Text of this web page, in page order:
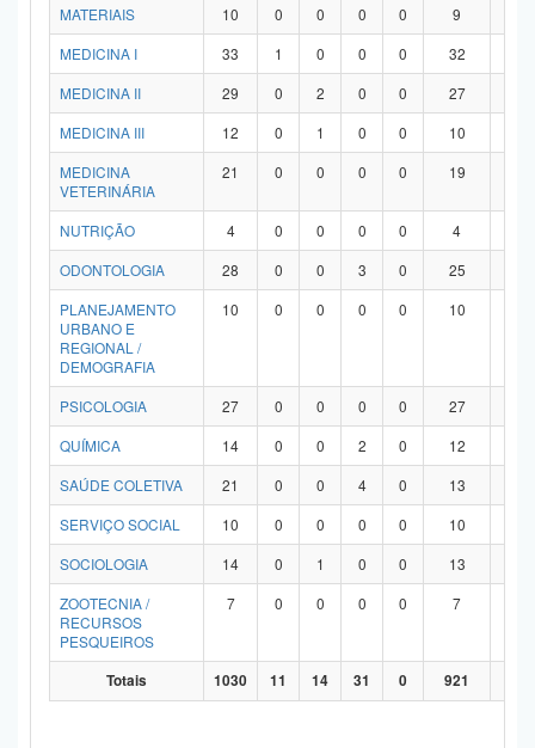
MATERIAIS 10 0 0 0 0 9
MEDICINA I
33 1 0 0 0 32
MEDICINA II
29 0 2 0 0 27
MEDICINA III
12 0 1 0 0 10
MEDICINA
VETERINÁRIA
21 0 0 0 0 19
NUTRIÇÃO 4 0 0 0 0 4
ODONTOLOGIA
28 0 0 3 0 25
PLANEJAMENTO
URBANO E
REGIONAL /
DEMOGRAFIA
10 0 0 0 0 10
PSICOLOGIA 27 0 0 0 0 27
QUÍMICA
14 0 0 2 0 12
SAÚDE COLETIVA
21 0 0 4 0 13
SERVIÇO SOCIAL
10 0 0 0 0 10
SOCIOLOGIA
14 0 1 0 0 13
ZOOTECNIA /
RECURSOS
PESQUEIROS
7 0 0 0 0 7
Totais 1030 11 14 31 0 921